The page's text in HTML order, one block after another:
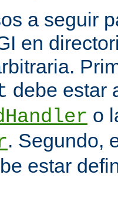
a seguir
en
debe estar
o
. Segundo,
estar